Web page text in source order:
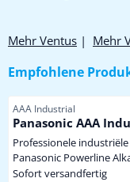
Mehr Ventus | Mehr
Empfohlene
Artikelnummer
AAA Industrial
Panasonic AAA
Powerline
Professionele industriële
Panasonic Powerline
batterij met hoge capaciteit dus
Sofort versandfertig